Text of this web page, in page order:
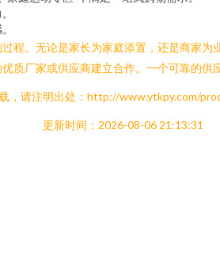
程。无论是家长为家庭添置，还是商家
厂家或供应商建立合作。一个可靠的供
，请注明出处：http://www.ytkpy.com/
更新时间：2026-08-06 21:13:31